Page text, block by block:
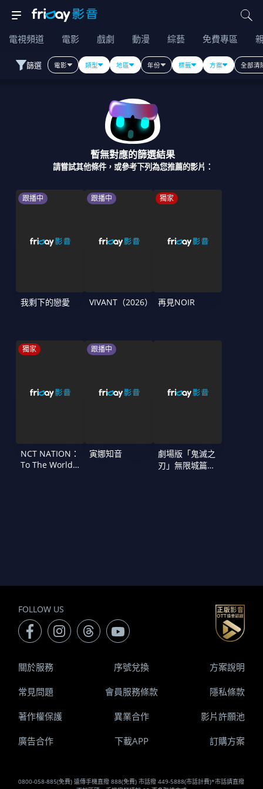
電視頻道 電影 戲劇 動漫 綜藝 免費專區
篩選 電影 類型 地區 年份 標籤 方案 全部清
暫無對應的篩選結果
請嘗試其他條件，或參考下列為您推薦的影片：
跟播中
我剩下的戀愛
跟播中
VIVANT（2026）
獨家
再見NOIR
獨家
NCT NATION：
To The World
跟播中
寅娜知音
劇場版「鬼滅之
刃」無限城篇
FOLLOW US
0800-058-885(免費) 遠傳手機直撥 888(免費) 市話撥 449-5888(市話計費)*市話請直撥
關於服務 序號兌換 方案說明
常見問題 會員服務條款 隱私條款
著作權保護 異業合作 影片許願池
廣告合作 下載APP 訂購方案